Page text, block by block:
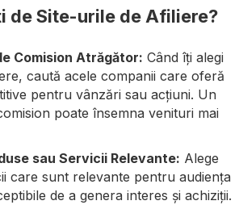
de Site-urile de Afiliere?
Comision Atrăgător: Când îți alegi
caută acele companii care oferă
pentru vânzări sau acțiuni. Un
poate însemna venituri mai
sau Servicii Relevante: Alege
care sunt relevante pentru audiența
de a genera interes și achiziții.